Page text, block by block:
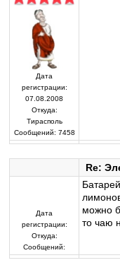
Дата
регистрации:
07.08.2008
Откуда:
Тирасполь
Сообщений: 7458
Re:
Дата
регистрации:
Откуда:
Сообщений:
можно
то чаю